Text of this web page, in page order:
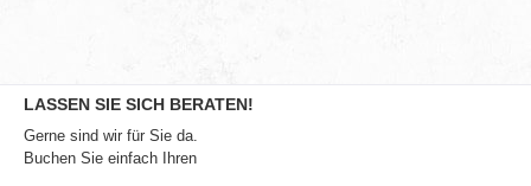
LASSEN SIE SICH BERATEN!
Gerne sind wir für Sie da.
Buchen Sie einfach Ihren